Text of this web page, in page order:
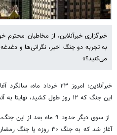
خبرگزاری خبرآنلاین، از مخاطبان
به تجربه دو جنگ اخیر، نگرانی‌ها و
می‌کنید؟»
خبرآنلاین: امروز ۲۳ خرداد
این جنگ که ۱۲ روز طول کشید، نهایتا به آتش بس منتهی شد
از سوی دیگر حدود ۹ ماه
آغاز شد که به جنگ ۴۰